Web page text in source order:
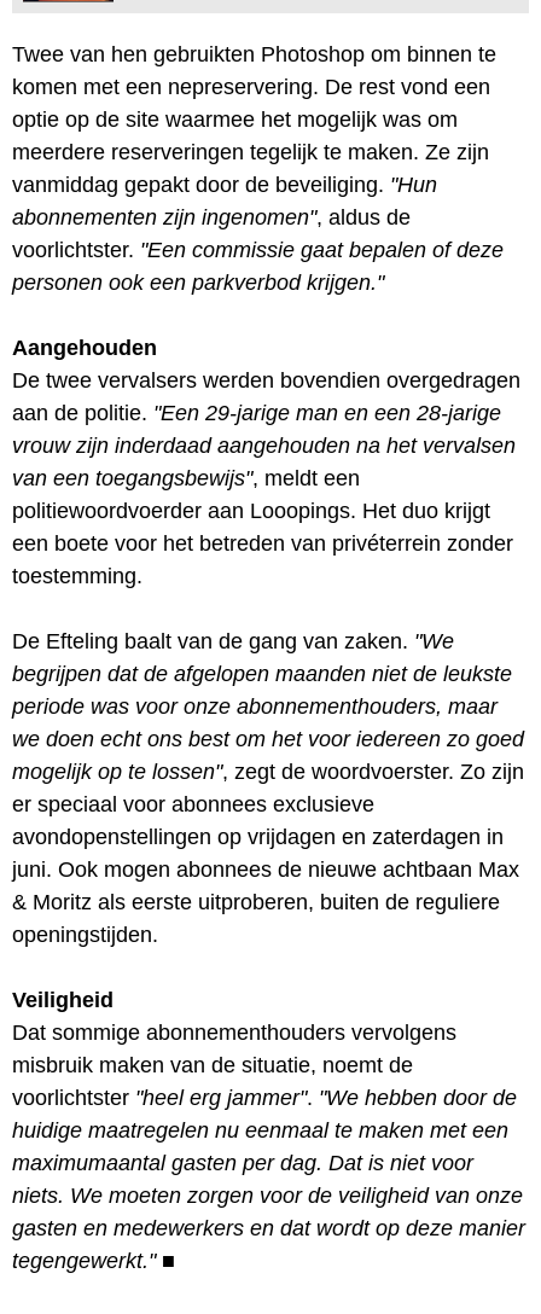
Twee van hen gebruikten Photoshop om binnen te
komen met een nepreservering. De rest vond een
optie op de site waarmee het mogelijk was om
meerdere reserveringen tegelijk te maken. Ze zijn
vanmiddag gepakt door de beveiliging. "Hun
abonnementen zijn ingenomen", aldus de
voorlichtster. "Een commissie gaat bepalen of deze
personen ook een parkverbod krijgen."
Aangehouden
De twee vervalsers werden bovendien overgedragen
aan de politie. "Een 29-jarige man en een 28-jarige
vrouw zijn inderdaad aangehouden na het vervalsen
van een toegangsbewijs", meldt een
politiewoordvoerder aan Looopings. Het duo krijgt
een boete voor het betreden van privéterrein zonder
toestemming.
De Efteling baalt van de gang van zaken. "We
begrijpen dat de afgelopen maanden niet de leukste
periode was voor onze abonnementhouders, maar
we doen echt ons best om het voor iedereen zo goed
mogelijk op te lossen", zegt de woordvoerster. Zo zijn
er speciaal voor abonnees exclusieve
avondopenstellingen op vrijdagen en zaterdagen in
juni. Ook mogen abonnees de nieuwe achtbaan Max
& Moritz als eerste uitproberen, buiten de reguliere
openingstijden.
Veiligheid
Dat sommige abonnementhouders vervolgens
misbruik maken van de situatie, noemt de
voorlichtster "heel erg jammer". "We hebben door de
huidige maatregelen nu eenmaal te maken met een
maximumaantal gasten per dag. Dat is niet voor
niets. We moeten zorgen voor de veiligheid van onze
gasten en medewerkers en dat wordt op deze manier
tegengewerkt." ■